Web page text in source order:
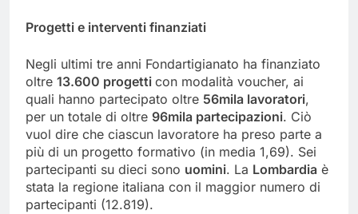
Progetti e interventi finanziati
Negli ultimi tre anni Fondartigianato ha finanziato
oltre 13.600 progetti con modalità voucher, ai
quali hanno partecipato oltre 56mila lavoratori,
per un totale di oltre 96mila partecipazioni. Ciò
vuol dire che ciascun lavoratore ha preso parte a
più di un progetto formativo (in media 1,69). Sei
partecipanti su dieci sono uomini. La Lombardia è
stata la regione italiana con il maggior numero di
partecipanti (12.819).